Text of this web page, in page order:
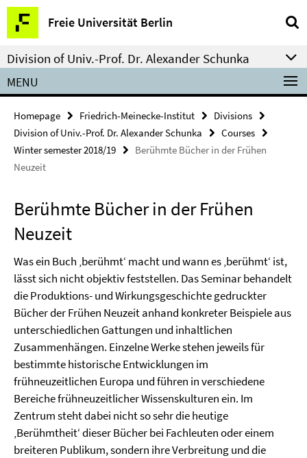
Springe
direkt
zu
Inhalt
Freie Universität Berlin
Service
Navigation
Division of Univ.-Prof. Dr. Alexander Schunka
MENU
Homepage Friedrich-Meinecke-Institut
Divisions
Division of Univ.-Prof. Dr. Alexander Schunka
Courses
Winter semester 2018/19
Berühmte Bücher in der Frühen
Neuzeit
Berühmte Bücher in der Frühen
Neuzeit
Was ein Buch ‚berühmt‘ macht und wann es ‚berühmt‘ ist,
lässt sich nicht objektiv feststellen. Das Seminar behandelt
die Produktions- und Wirkungsgeschichte gedruckter
Bücher der Frühen Neuzeit anhand konkreter Beispiele aus
unterschiedlichen Gattungen und inhaltlichen
Zusammenhängen. Einzelne Werke stehen jeweils für
bestimmte historische Entwicklungen im
frühneuzeitlichen Europa und führen in verschiedene
Bereiche frühneuzeitlicher Wissenskulturen ein. Im
Zentrum steht dabei nicht so sehr die heutige
‚Berühmtheit‘ dieser Bücher bei Fachleuten oder einem
breiteren Publikum, sondern ihre Verbreitung und die